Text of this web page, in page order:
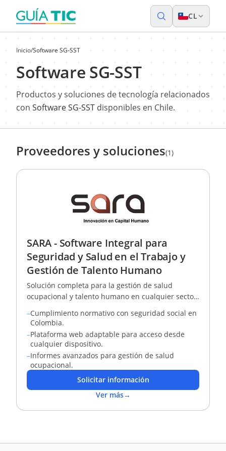
CL
Inicio/Software SG-SST
Software SG-SST
Productos y soluciones de tecnología relacionados
con Software SG-SST disponibles en Chile.
Proveedores y soluciones(1)
SARA - Software Integral para
Seguridad y Salud en el Trabajo y
Gestión de Talento Humano
Solución completa para la gestión de salud
ocupacional y talento humano en cualquier sector
–Cumplimiento normativo con seguridad social en
Colombia.
–Plataforma web adaptable para acceso desde
cualquier dispositivo.
–Informes avanzados para gestión de salud
ocupacional.
Solicitar información
Ver más→